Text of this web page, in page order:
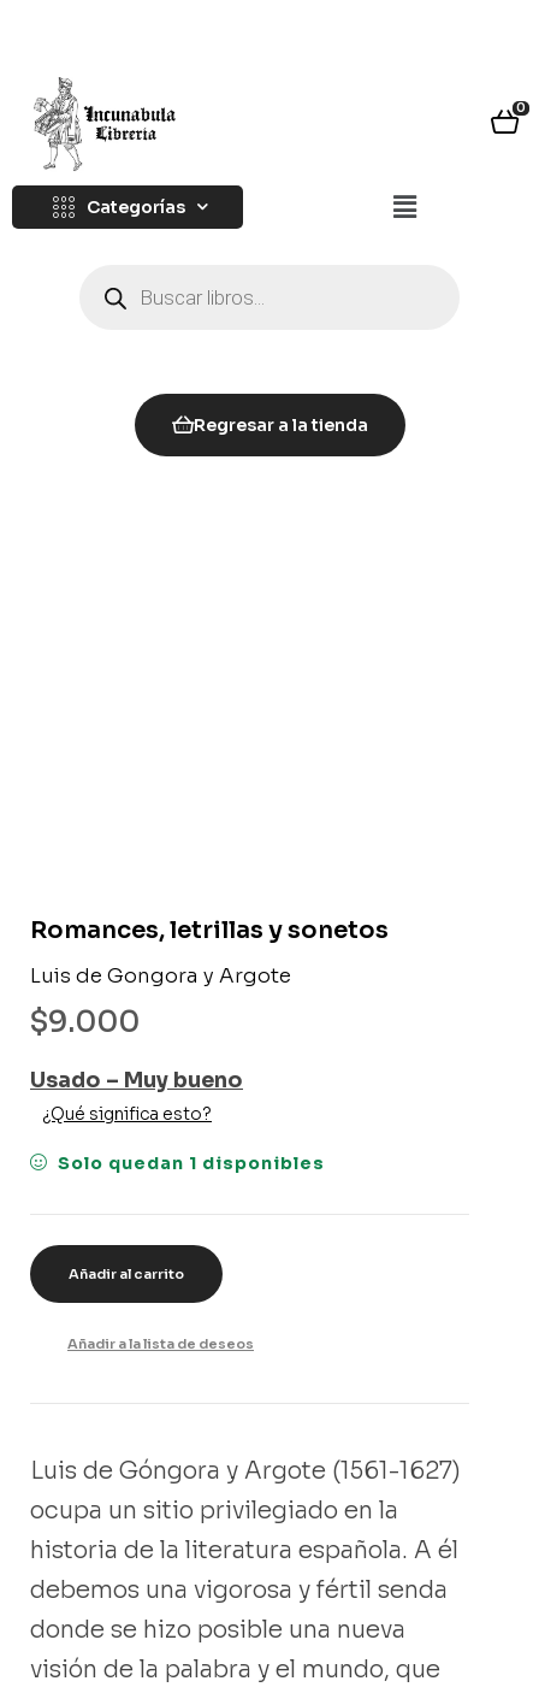
0
Categorías
Regresar a la tienda
Romances, letrillas y sonetos
Luis de Gongora y Argote
$9.000
Usado – Muy bueno
¿Qué significa esto?
Solo quedan 1 disponibles
Añadir al carrito
Añadir a la lista de deseos
Luis de Góngora y Argote (1561-1627)
ocupa un sitio privilegiado en la
historia de la literatura española. A él
debemos una vigorosa y fértil senda
donde se hizo posible una nueva
visión de la palabra y el mundo, que